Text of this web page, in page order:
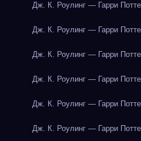
Дж. К. Роулинг — Гарри
Дж. К. Роулинг — Гарри
Дж. К. Роулинг — Гарри
Дж. К. Роулинг — Гарри
Дж. К. Роулинг — Гарри
Дж. К. Роулинг — Гарри